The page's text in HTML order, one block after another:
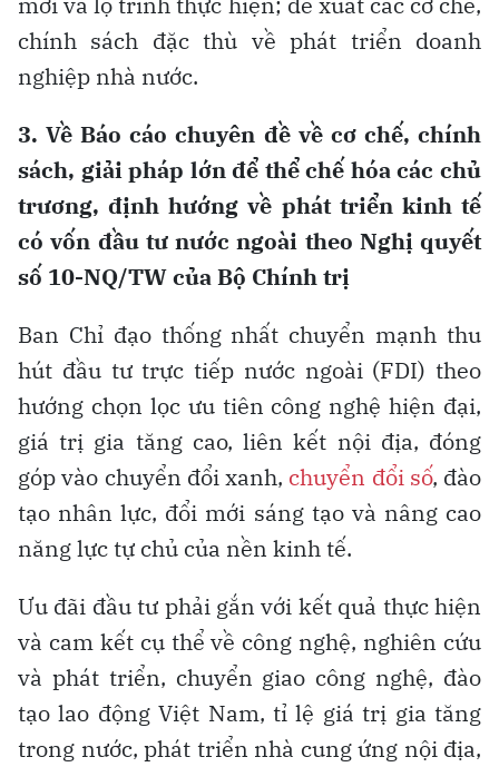
chính sách đặc thù về phát triển doanh
nghiệp nhà nước.
3. Về Báo cáo chuyên đề về cơ chế, chính
sách, giải pháp lớn để thể chế hóa các chủ
trương, định hướng về phát triển kinh tế
có vốn đầu tư nước ngoài theo Nghị quyết
số 10-NQ/TW của Bộ Chính trị
Ban Chỉ đạo thống nhất chuyển mạnh thu
hút đầu tư trực tiếp nước ngoài (FDI) theo
hướng chọn lọc ưu tiên công nghệ hiện đại,
giá trị gia tăng cao, liên kết nội địa, đóng
góp vào chuyển đổi xanh, chuyển đổi số, đào
tạo nhân lực, đổi mới sáng tạo và nâng cao
năng lực tự chủ của nền kinh tế.
Ưu đãi đầu tư phải gắn với kết quả thực hiện
và cam kết cụ thể về công nghệ, nghiên cứu
và phát triển, chuyển giao công nghệ, đào
tạo lao động Việt Nam, tỉ lệ giá trị gia tăng
trong nước, phát triển nhà cung ứng nội địa,